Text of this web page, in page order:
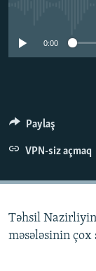
İNFOQRAFIKA
AZƏRBAYCAN
MISSIYAMIZ
BIZIMLƏ ƏLAQƏ
BIZI IZLƏ
RFE/RL-in
0:00
Paylaş
VPN-siz açmaq
Təhsil
məsələsinin